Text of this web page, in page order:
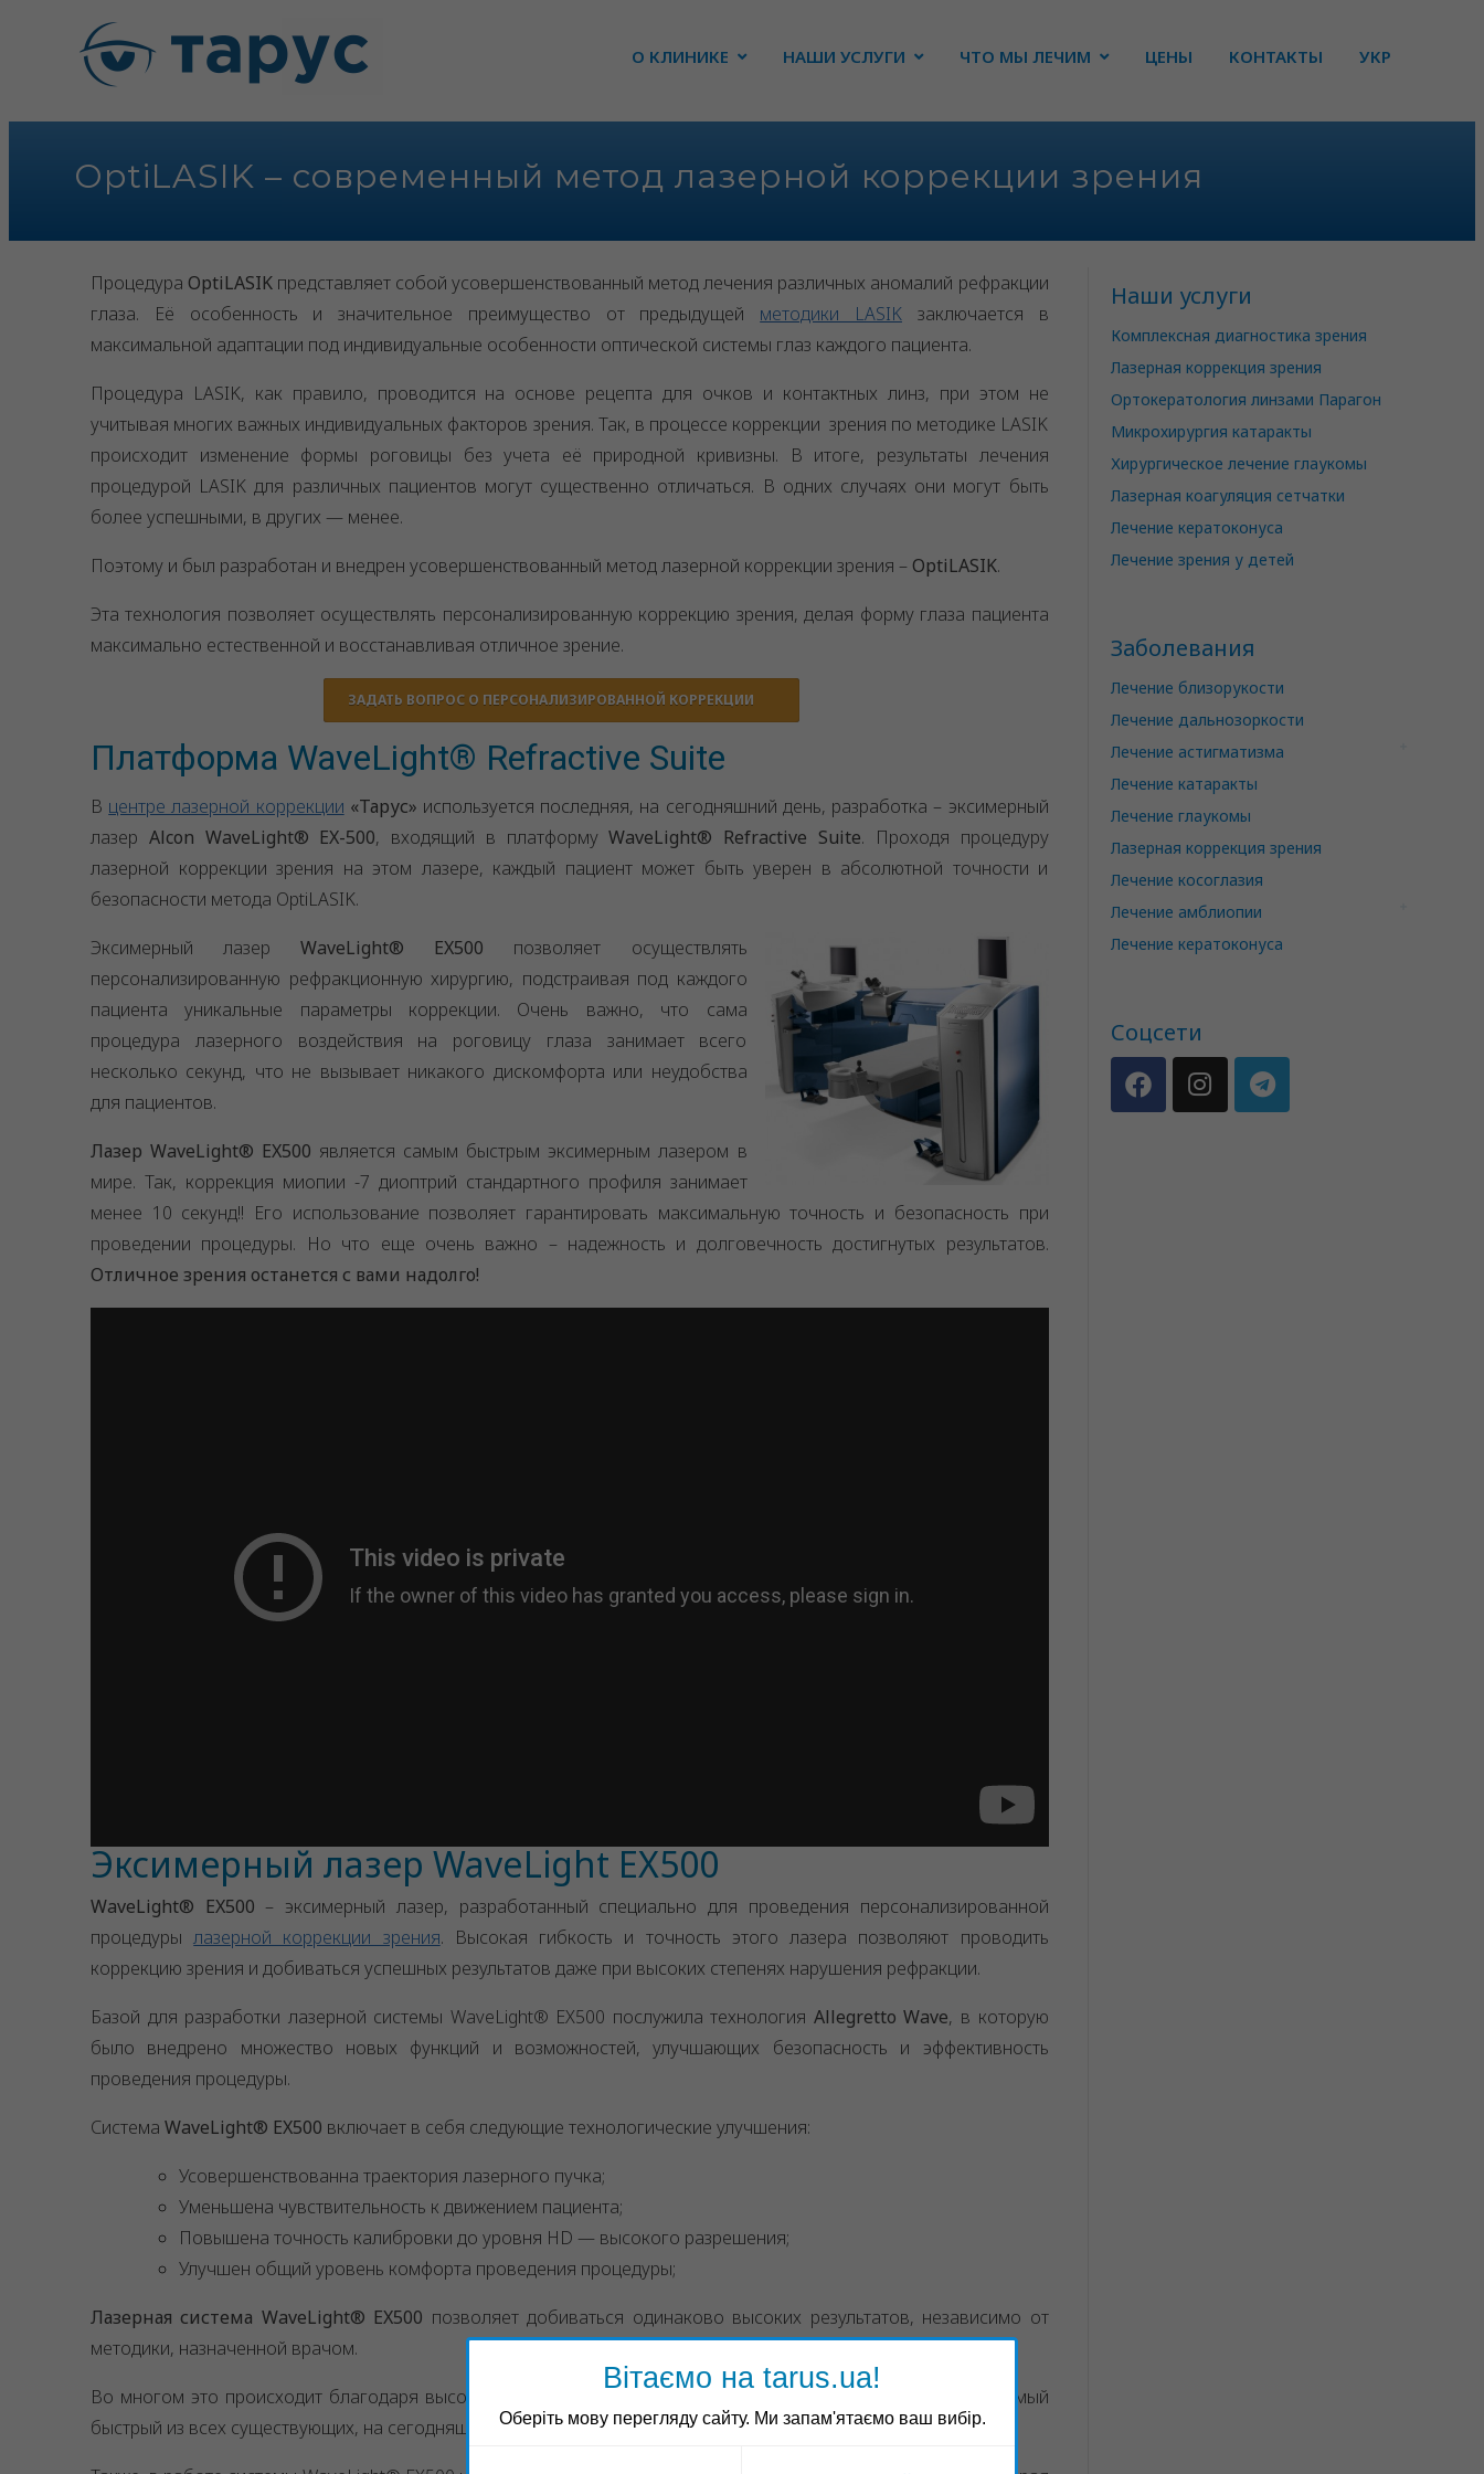
О КЛИНИКЕ НАШИ УСЛУГИ ЧТО МЫ ЛЕЧИМ ЦЕНЫ КОНТАКТЫ УКР
OptiLASIK – современный метод лазерной коррекции зрения
Процедура OptiLASIK представляет собой усовершенствованный метод лечения различных аномалий рефракции
глаза. Её особенность и значительное преимущество от предыдущей методики LASIKзаключается в
максимальной адаптации под индивидуальные особенности оптической системы глаз каждого пациента.
Процедура LASIK, как правило, проводится на основе рецепта для очков и контактных линз, при этом не
учитывая многих важных индивидуальных факторов зрения. Так, в процессе коррекции зрения по методике LASIK
происходит изменение формы роговицы без учета её природной кривизны. В итоге, результаты лечения
процедурой LASIK для различных пациентов могут существенно отличаться. В одних случаях они могут быть
более успешными, в других — менее.
Поэтому и был разработан и внедрен усовершенствованный метод лазерной коррекции зрения – OptiLASIK.
Эта технология позволяет осуществлять персонализированную коррекцию зрения, делая форму глаза пациента
максимально естественной и восстанавливая отличное зрение.
ЗАДАТЬ ВОПРОС О ПЕРСОНАЛИЗИРОВАННОЙ КОРРЕКЦИИ
Платформа WaveLight® Refractive Suite
В центре лазерной коррекции «Тарус» используется последняя, на сегодняшний день, разработка – эксимерный
лазер Alcon WaveLight® EX-500, входящий в платформуWaveLight® Refractive Suite. Проходя процедуру
лазерной коррекции зрения на этом лазере, каждый пациент может быть уверен в абсолютной точности и
безопасности метода OptiLASIK.
Эксимерный лазерWaveLight® EX500 позволяет осуществлять
персонализированную рефракционную хирургию, подстраивая под каждого
пациента уникальные параметры коррекции. Очень важно, что сама
процедура лазерного воздействия на роговицу глаза занимает всего
несколько секунд, что не вызывает никакого дискомфорта или неудобства
для пациентов.
Лазер WaveLight® EX500 является самым быстрым эксимерным лазером в
мире. Так, коррекция миопии -7 диоптрий стандартного профиля занимает
менее 10 секунд!! Его использование позволяет гарантировать максимальную точность и безопасность при
проведении процедуры. Но что еще очень важно – надежность и долговечность достигнутых результатов.
Отличное зрения останется с вами надолго!
Эксимерный лазер WaveLight EX500
WaveLight® EX500 – эксимерный лазер, разработанный специально для проведения персонализированной
процедурылазерной коррекции зрения. Высокая гибкость и точность этого лазера позволяют проводить
коррекцию зрения и добиваться успешных результатов даже при высоких степенях нарушения рефракции.
Базой для разработки лазерной системы WaveLight® EX500 послужила технология Allegretto Wave, в которую
было внедрено множество новых функций и возможностей, улучшающих безопасность и эффективность
проведения процедуры.
Система WaveLight® EX500 включает в себя следующие технологические улучшения:
Усовершенствованна траектория лазерного пучка;
Уменьшена чувствительность к движением пациента;
Повышена точность калибровки до уровня HD — высокого разрешения;
Улучшен общий уровень комфорта проведения процедуры;
Лазерная система WaveLight® EX500 позволяет добиваться одинаково высоких результатов, независимо от
методики, назначенной врачом.
Во многом это происходит благодаря высокой скорости работы лазерной системы. WaveLight® EX500 – самый
быстрый из всех существующих, на сегодняшний момент, эксимерных лазеров в мире.
Наши услуги
Комплексная диагностика зрения
Лазерная коррекция зрения
Ортокератология линзами Парагон
Микрохирургия катаракты
Хирургическое лечение глаукомы
Лазерная коагуляция сетчатки
Лечение кератоконуса
Лечение зрения у детей
Заболевания
Лечение близорукости
Лечение дальнозоркости
Лечение астигматизма
Лечение катаракты
Лечение глаукомы
Лазерная коррекция зрения
Лечение косоглазия
Лечение амблиопии
Лечение кератоконуса
Соцсети
Вітаємо на tarus.ua!
Оберіть мову перегляду сайту. Ми запам'ятаємо ваш вибір.